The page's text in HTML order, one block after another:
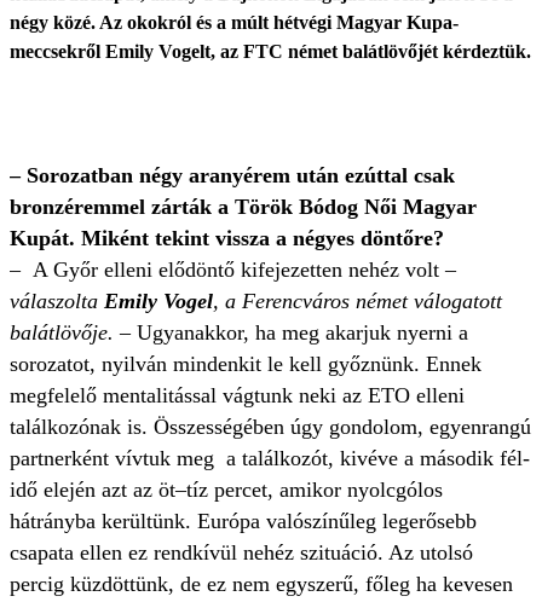
négy közé. Az okokról és a múlt hétvégi Magyar Kupa-
meccsekről Emily Vogelt, az FTC német balátlövőjét kérdeztük.
– Sorozatban négy aranyérem után ezúttal csak
bronzéremmel zárták a Török Bódog Női Magyar
Kupát. Miként tekint vissza a négyes döntőre?
– A Győr elleni elődöntő kifejezetten nehéz volt –
válaszolta Emily Vogel, a Ferencváros német válogatott
balátlövője.– Ugyanakkor, ha meg akarjuk nyerni a
sorozatot, nyilván mindenkit le kell győznünk. Ennek
megfelelő mentalitással vágtunk neki az ETO elleni
találkozónak is. Összességében úgy gondolom, egyenrangú
partnerként vívtuk meg a találkozót, kivéve a második fél­
idő elején azt az öt–tíz percet, amikor nyolcgólos
hátrányba kerültünk. Európa valószínűleg legerősebb
csapata ellen ez rendkívül nehéz szituáció. Az utolsó
percig küzdöttünk, de ez nem egyszerű, főleg ha kevesen